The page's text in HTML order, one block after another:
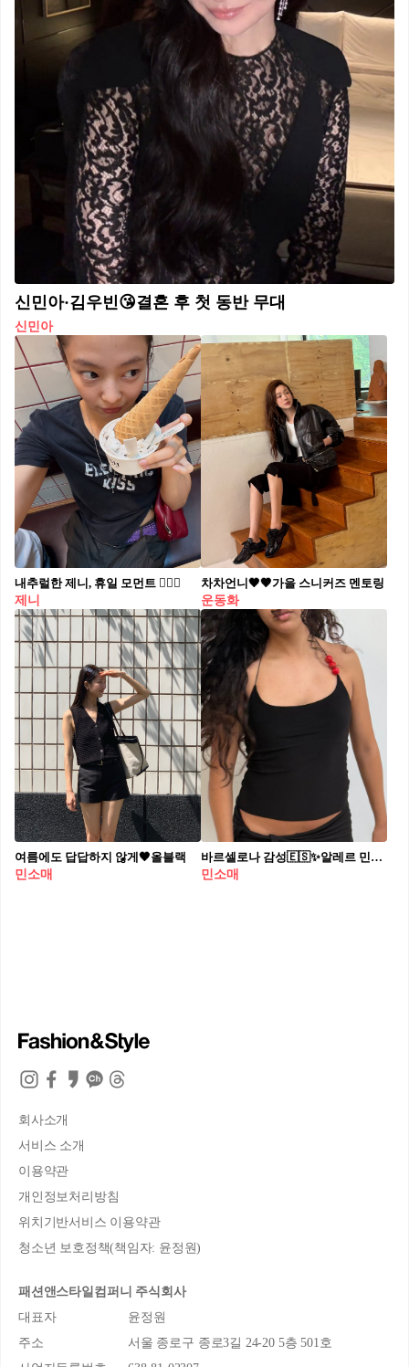
신민아·김우빈😘결혼 후 첫 동반 무대
신민아
내추럴한 제니, 휴일 모먼트 🧘🏻‍♀️
제니
차차언니🖤🤎가을 스니커즈 멘토링
운동화
여름에도 답답하지 않게🖤올블랙
민소매
바르셀로나 감성🇪🇸✨알레르 민소매
민소매
회사소개
서비스 소개
이용약관
개인정보처리방침
위치기반서비스 이용약관
청소년 보호정책(책임자: 윤정원)
패션앤스타일컴퍼니 주식회사
대표자
윤정원
주소
서울 종로구 종로3길 24-20 5층 501호